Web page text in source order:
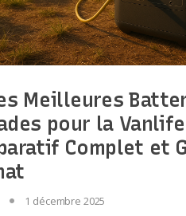
Meilleures
pour la
Complet et
1 décembre 2025